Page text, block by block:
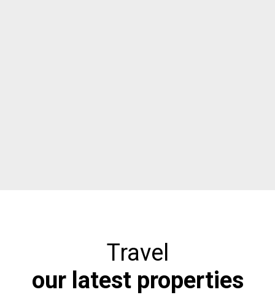
Travel
our latest properties